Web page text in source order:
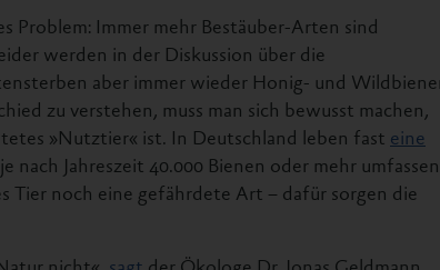
Problem: Immer mehr Bestäuber-Arten sind
werden in der Diskussion über die
aber immer wieder Honig- und Wildbienen
zu verstehen, muss man sich bewusst machen,
»Nutztier« ist. In Deutschland leben fast
eine
nach Jahreszeit 40.000 Bienen oder mehr umfassen.
Tier noch eine gefährdete Art – dafür sorgen die
nicht«, sagt
der Ökologe Dr. Jonas Geldmann